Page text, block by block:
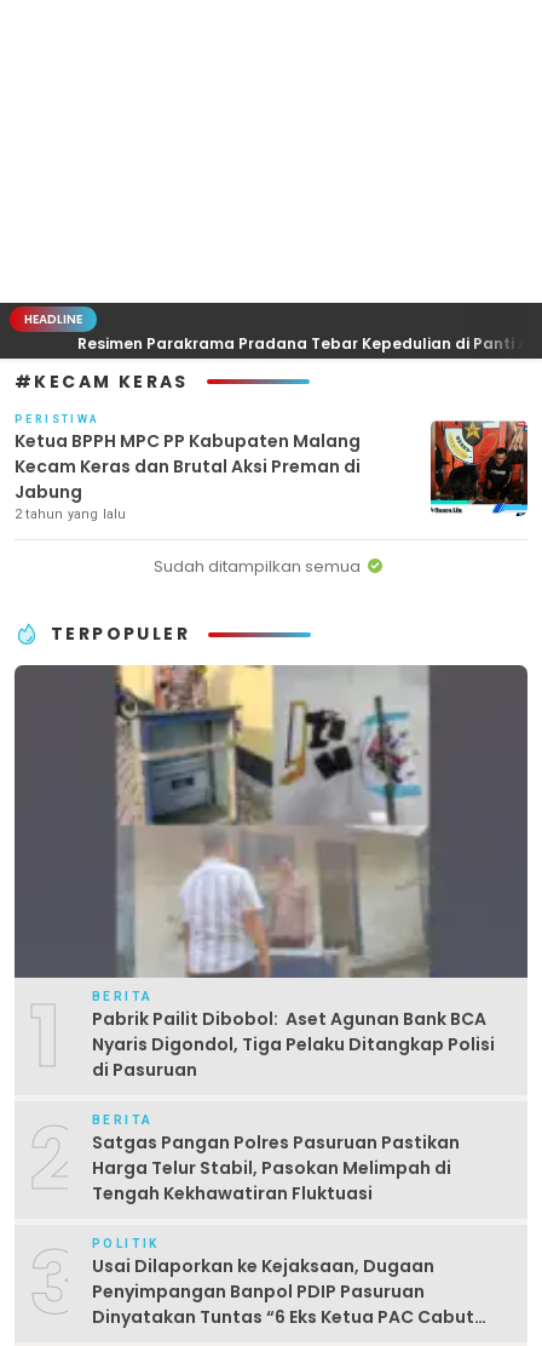
HEADLINE
Resimen Parakrama Pradana Tebar Kepedulian di Panti
#KECAM KERAS
PERISTIWA
Ketua BPPH MPC PP Kabupaten Malang
Kecam Keras dan Brutal Aksi Preman di
Jabung
2 tahun yang lalu
Sudah ditampilkan semua
TERPOPULER
1 BERITA
Pabrik Pailit Dibobol: Aset Agunan Bank BCA
Nyaris Digondol, Tiga Pelaku Ditangkap Polisi
di Pasuruan
2 BERITA
Satgas Pangan Polres Pasuruan Pastikan
Harga Telur Stabil, Pasokan Melimpah di
Tengah Kekhawatiran Fluktuasi
3 POLITIK
Usai Dilaporkan ke Kejaksaan, Dugaan
Penyimpangan Banpol PDIP Pasuruan
Dinyatakan Tuntas “6 Eks Ketua PAC Cabut